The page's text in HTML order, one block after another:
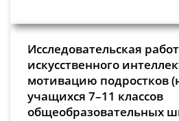
Исследовательская
искусственного
мотивацию подростков
учащихся 7–11 классов
общеобразовательных